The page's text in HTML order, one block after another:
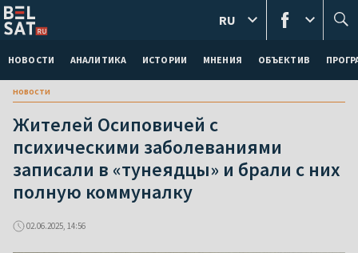
НОВОСТИ АНАЛИТИКА ИСТОРИИ МНЕНИЯ ОБЪЕКТИВ
RU
новости
Жителей Осиповичей с
психическими заболеваниями
записали в «тунеядцы» и брали с них
полную коммуналку
02.06.2025, 14:56